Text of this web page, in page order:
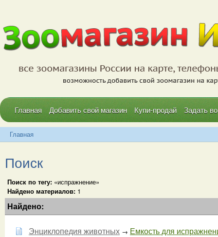
Главная Добавить свой магазин Купи-продай Задать
Главная
Поиск
Поиск по тегу: «испражнение»
Найдено материалов: 1
Найдено:
Энциклопедия животных → Емкость для